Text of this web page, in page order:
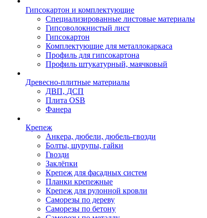
Гипсокартон и комплектующие
Специализированные листовые материалы
Гипсоволокнистый лист
Гипсокартон
Комплектующие для металлокаркаса
Профиль для гипсокартона
Профиль штукатурный, маячковый
Древесно-плитные материалы
ДВП, ДСП
Плита OSB
Фанера
Крепеж
Анкера, дюбели, дюбель-гвозди
Болты, шурупы, гайки
Гвозди
Заклёпки
Крепеж для фасадных систем
Планки крепежные
Крепеж для рулонной кровли
Саморезы по дереву
Саморезы по бетону